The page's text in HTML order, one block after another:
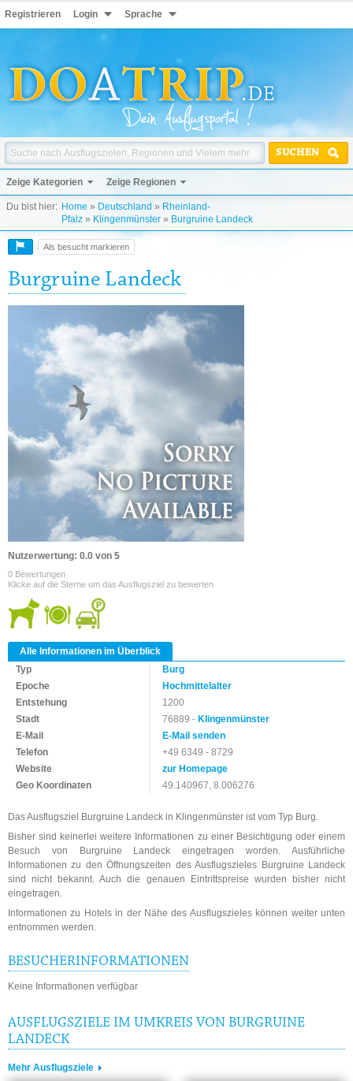
Registrieren Login Sprache
SUCHEN
Zeige Kategorien Zeige Regionen
Du bist hier: Home » Deutschland » Rheinland-
Pfalz » Klingenmünster » Burgruine Landeck
Als besucht markieren
Burgruine Landeck
Nutzerwertung: 0.0 von 5
0 Bewertungen
Klicke auf die Sterne um das Ausflugsziel zu bewerten
Alle Informationen im Überblick
Typ
Burg
Epoche
Hochmittelalter
Entstehung
1200
Stadt
76889 - Klingenmünster
E-Mail
E-Mail senden
Telefon
+49 6349 - 8729
Website
zur Homepage
Geo Koordinaten
49.140967, 8.006276
Das Ausflugsziel Burgruine Landeck in Klingenmünster ist vom Typ Burg.
Bisher sind keinerlei weitere Informationen zu einer Besichtigung oder einem
Besuch von Burgruine Landeck eingetragen worden. Ausführliche
Informationen zu den Öffnungszeiten des Ausflugszieles Burgruine Landeck
sind nicht bekannt. Auch die genauen Eintrittspreise wurden bisher nicht
eingetragen.
Informationen zu Hotels in der Nähe des Ausflugszieles können weiter unten
entnommen werden.
BESUCHERINFORMATIONEN
Keine Informationen verfügbar
AUSFLUGSZIELE IM UMKREIS VON BURGRUINE
LANDECK
Mehr Ausflugsziele